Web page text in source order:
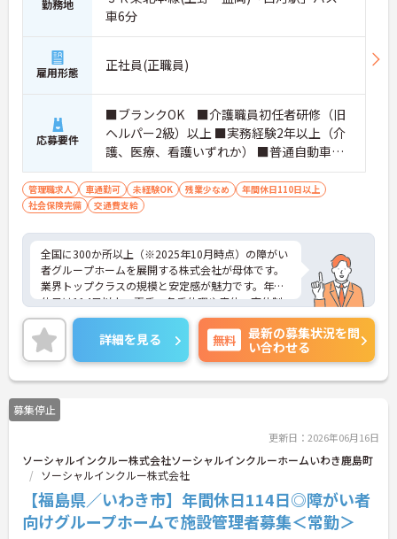
勤務地
車6分
雇用形態 正社員(正職員)
応募要件
■ブランクOK ■介護職員初任者研修（旧
ヘルパー2級）以上 ■実務経験2年以上（介
護、医療、看護いずれか） ■普通自動車運
転免許(AT限定可) ※管理業務に就かれて
いた方歓迎
管理職求人 車通勤可 未経験OK 残業少なめ
年間休日110日以上
社会保険完備
交通費支給
全国に300か所以上（※2025年10月時点）の障がい
者グループホームを展開する株式会社が母体です。
業界トップクラスの規模と安定感が魅力です。年間
休日は114日以上、夏季・冬季休暇や産休・育休制
度もしっかり整っており、プライベートとの両立も
可能。これまでのご経験を活かし、新しいキャリア
を築きたい方、ぜひご応募ください。20代から60代
まで、幅広い年代の方が活躍できる職場です。ご興
味のある方は詳細等をお伝えしますので、お気軽に
お問い合わせください。
詳細を見る 無料
最新の募集状況を問
い合わせる
募集停止
更新日：2026年06月16日
ソーシャルインクルー株式会社ソーシャルインクルーホームいわき鹿島町
ソーシャルインクルー株式会社
【福島県／いわき市】年間休日114日◎障がい者
向けグループホームで施設管理者募集＜常勤＞